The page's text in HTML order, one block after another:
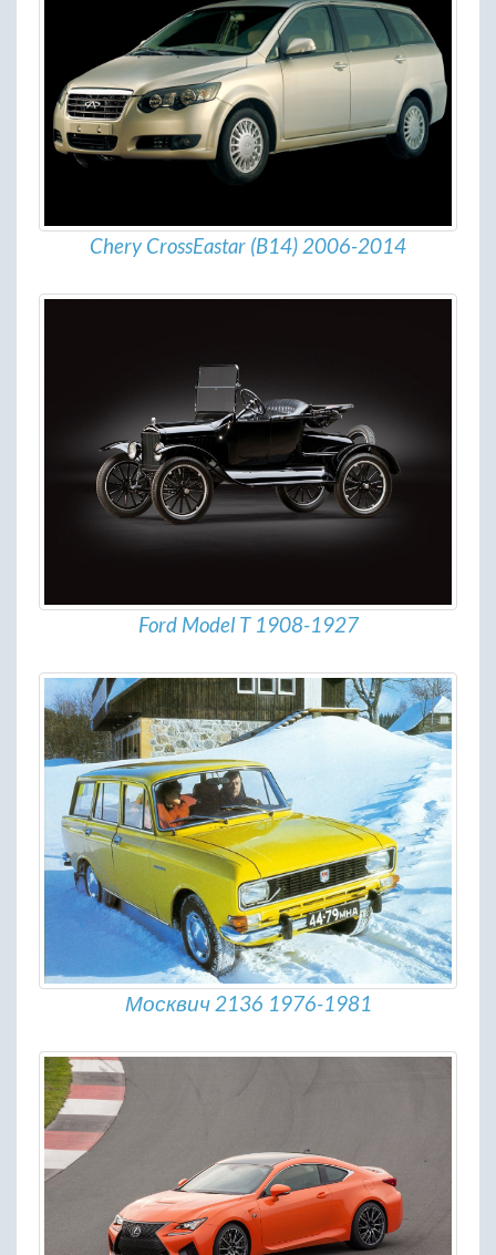
Chery CrossEastar (B14) 2006-2014
Ford Model T 1908-1927
Москвич 2136 1976-1981